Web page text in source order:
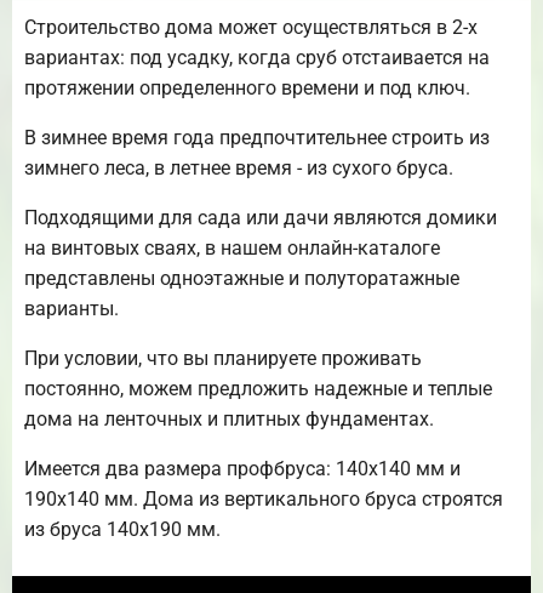
Строительство дома может осуществляться в 2-х
вариантах: под усадку, когда сруб отстаивается на
протяжении определенного времени и под ключ.
В зимнее время года предпочтительнее строить из
зимнего леса, в летнее время - из сухого бруса.
Подходящими для сада или дачи являются домики
на винтовых сваях, в нашем онлайн-каталоге
представлены одноэтажные и полуторатажные
варианты.
При условии, что вы планируете проживать
постоянно, можем предложить надежные и теплые
дома на ленточных и плитных фундаментах.
Имеется два размера профбруса: 140х140 мм и
190х140 мм. Дома из вертикального бруса строятся
из бруса 140х190 мм.